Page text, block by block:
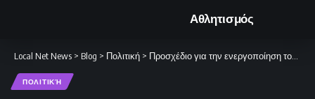
Αθλητισμός
Local Net News > Blog > Πολιτική > Προσχέδιο για την ενεργοποίηση του άρθρου 42.7 ετοιμάζει η Κομισιόν
ΠΟΛΙΤΙΚΉ